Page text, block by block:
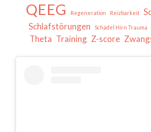
QEEG Regeneration Reizbarkeit
Schlafstörungen
Schädel Hirn Trauma
Theta Training Z-score